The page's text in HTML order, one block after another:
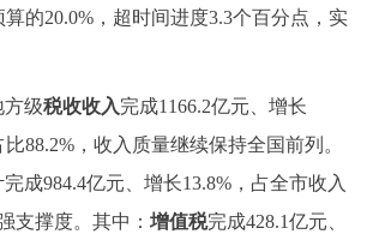
的20.0%，超时间进度3.3个百分点，实
方级税收收入完成1166.2亿元、增长
88.2%，收入质量继续保持全国前列。
成984.4亿元、增长13.8%，占全市收入
支撑度。其中：增值税完成428.1亿元、